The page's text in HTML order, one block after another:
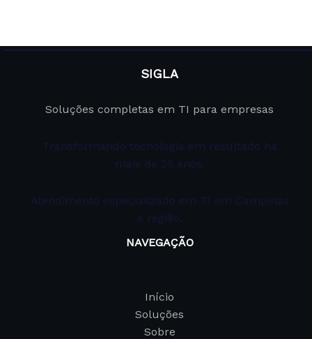
SIGLA
Soluções completas em TI para empresas
Transformando tecnologia em resultado há
mais de 25 anos.
Atendimento especializado em TI em Campinas
e região.
NAVEGAÇÃO
Início
Soluções
Sobre